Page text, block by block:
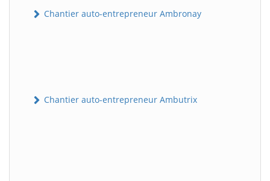
Chantier auto-entrepreneur Ambronay
Chantier auto-entrepreneur Ambutrix